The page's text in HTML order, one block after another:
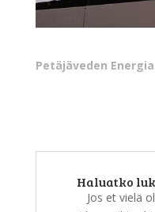
Petäjäveden
Haluatko
Jos et vielä